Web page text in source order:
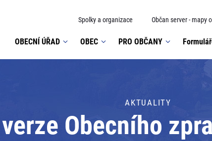
Spolky a organizace Občan server - mapy
OBECNÍ ÚŘAD OBEC PRO OBČANY
AKTUALITY
Obecního